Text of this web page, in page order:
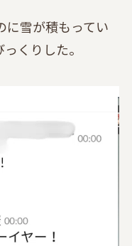
に雪が積もってい
くりした。